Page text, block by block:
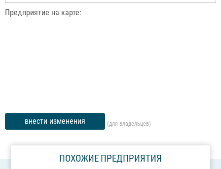
Предприятие на карте:
внести изменения (для владельцев)
ПОХОЖИЕ ПРЕДПРИЯТИЯ